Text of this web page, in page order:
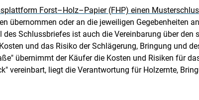
Forst–Holz–Papier (FHP) einen
übernommen oder an die jeweiligen Gegebenheiten
Schlussbriefes ist auch die Vereinbarung über den
und das Risiko der Schlägerung, Bringung und
übernimmt der Käufer die Kosten und Risiken für
vereinbart, liegt die Verantwortung für Holzernte,